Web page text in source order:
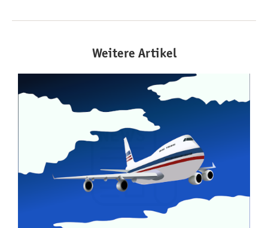
Weitere Artikel